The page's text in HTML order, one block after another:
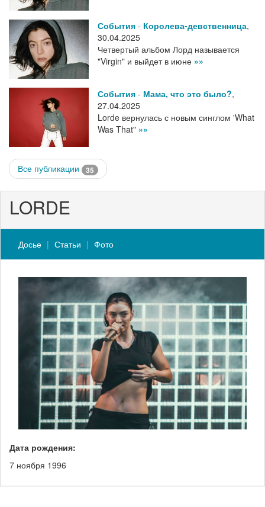
События - Королева-девственница,
30.04.2025
Четвертый альбом Лорд называется
"Virgin" и выйдет в июне »»
События - Мама, что это было?,
27.04.2025
Lorde вернулась с новым синглом 'What
Was That" »»
Все публикации 35
LORDE
Досье Статьи Фото
Дата рождения:
7 ноября 1996